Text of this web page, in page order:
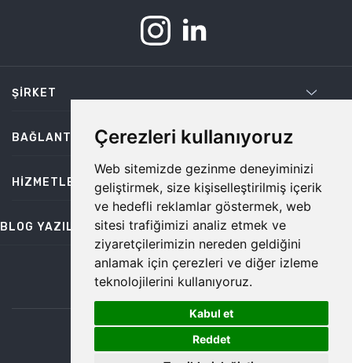
Çerezleri kullanıyoruz
Web sitemizde gezinme deneyiminizi
geliştirmek, size kişiselleştirilmiş içerik
ve hedefli reklamlar göstermek, web
sitesi trafiğimizi analiz etmek ve
ziyaretçilerimizin nereden geldiğini
anlamak için çerezleri ve diğer izleme
teknolojilerini kullanıyoruz.
Kabul et
Reddet
ŞIRKET
BAĞLANTILAR
HIZMETLER
BLOG YAZILARI
bilgi@temiz.co
©2026 Temiz, Her Hakkı Saklıdır.